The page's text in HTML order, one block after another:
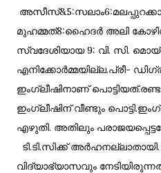
മുഹമ്മത്8:ഹൈദർ അലി
സ്വദേശിയായ 9: വി. സി.
എനിക്കോർമ്മയില്ല.പ്രീ-
ഇംഗ്ലീഷിനാണ്
ഇംഗ്ലീഷിന് വീണ്ടും
എഴുതി. അതിലും
ടി.ടി.സിക്ക്
വിദ്യാഭ്യാസവും